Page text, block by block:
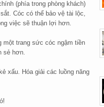
(phía trong phòng khách)
Cóc có thể bảo vệ tài lộc,
việc sẽ thuận lợi hơn.
một trang sức cóc ngậm tiền
sẻ hơn.
xấu. Hóa giải các luồng năng